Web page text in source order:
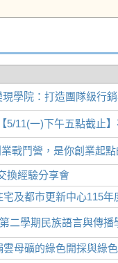
現學院：打造團隊級行
5/11(一)下午五點截止
戰鬥營，是你創業起
換經驗分享會
宅及都市更新中心115
二學期民族語言與傳
雲母礦的綠色開採與綠